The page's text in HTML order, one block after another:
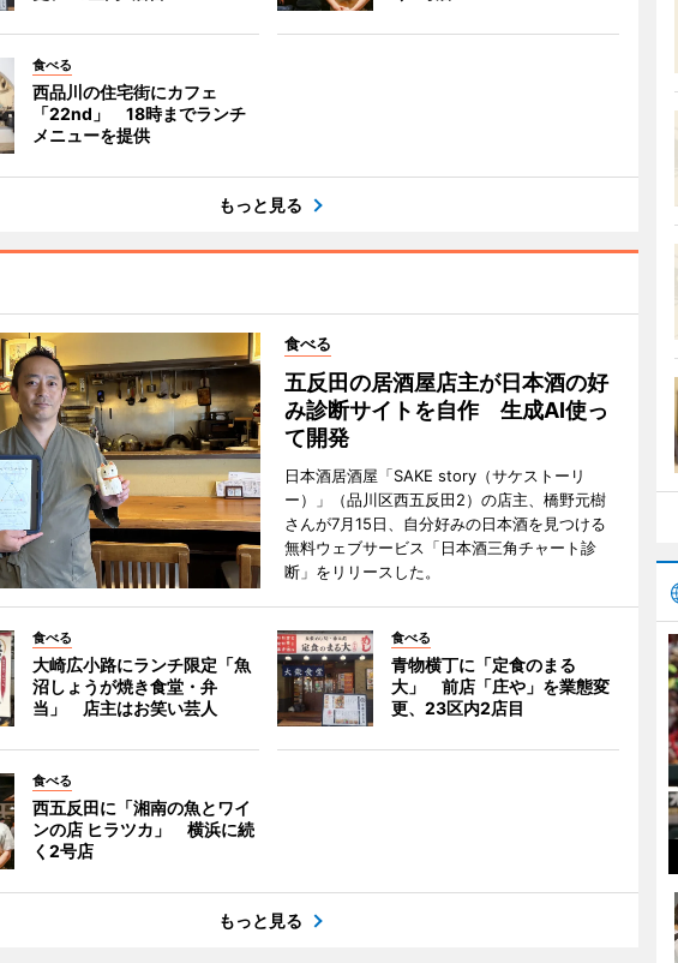
食べる
西品川の住宅街にカフェ
「22nd」 18時までランチ
メニューを提供
もっと見る
食べる
五反田の居酒屋店主が日本酒の好
み診断サイトを自作 生成AI使っ
て開発
日本酒居酒屋「SAKE story（サケストーリ
ー）」（品川区西五反田2）の店主、橋野元樹
さんが7月15日、自分好みの日本酒を見つける
無料ウェブサービス「日本酒三角チャート診
断」をリリースした。
食べる
大崎広小路にランチ限定「魚
沼しょうが焼き食堂・弁
当」 店主はお笑い芸人
食べる
青物横丁に「定食のまる
大」 前店「庄や」を業態変
更、23区内2店目
食べる
西五反田に「湘南の魚とワイ
ンの店 ヒラツカ」 横浜に続
く2号店
もっと見る